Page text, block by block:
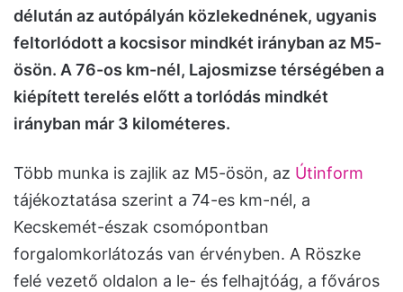
délután az autópályán közlekednének, ugyanis
feltorlódott a kocsisor mindkét irányban az M5-
ösön. A 76-os km-nél, Lajosmizse térségében a
kiépített terelés előtt a torlódás mindkét
irányban már 3 kilométeres.
Több munka is zajlik az M5-ösön, az Útinform
tájékoztatása szerint a 74-es km-nél, a
Kecskemét-észak csomópontban
forgalomkorlátozás van érvényben. A Röszke
felé vezető oldalon a le- és felhajtóág, a főváros